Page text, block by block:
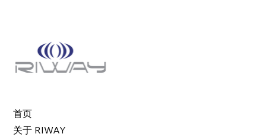
首页
关于 RIWAY